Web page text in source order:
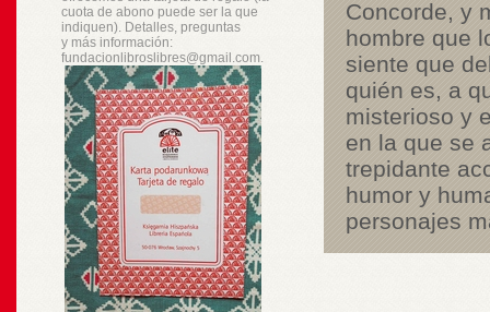
cuota de abono puede ser la que
indiquen). Detalles, preguntas
y másinformación:
fundacionlibroslibres@gmail.com.
Concorde, y
hombre que
siente que
quién es, a
misterioso y
en la que se
trepidante
humor y
personajes